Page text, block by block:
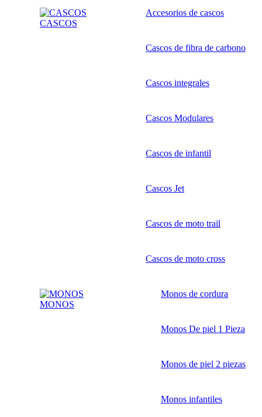
CASCOS
Accesorios de cascos
Cascos de fibra de carbono
Cascos integrales
Cascos Modulares
Cascos de infantil
Cascos Jet
Cascos de moto trail
Cascos de moto cross
MONOS
Monos de cordura
Monos De piel 1 Pieza
Monos de piel 2 piezas
Monos infantiles